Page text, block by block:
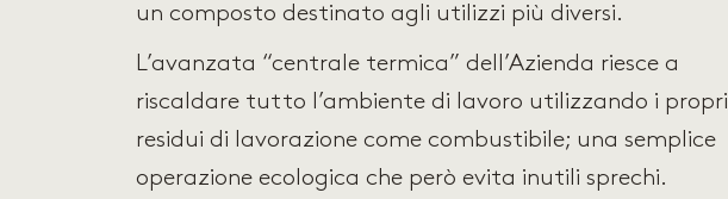
un composto destinato agli utilizzi più diversi.
L’avanzata “centrale termica” dell’Azienda riesce a
riscaldare tutto l’ambiente di lavoro utilizzando i propri
residui di lavorazione come combustibile; una semplice
operazione ecologica che però evita inutili sprechi.